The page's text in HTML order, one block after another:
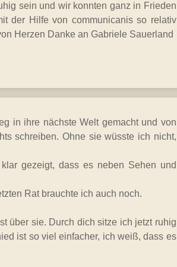
sein und wir konnten ganz in Frieden
der Hilfe von communicanis so relativ
Herzen Danke an Gabriele Sauerland
in ihre nächste Welt gemacht und von
schreiben. Ohne sie wüsste ich nicht,
gezeigt, dass es neben Sehen und
Rat brauchte ich auch noch.
über sie. Durch dich sitze ich jetzt ruhig
ist so viel einfacher, ich weiß, dass es